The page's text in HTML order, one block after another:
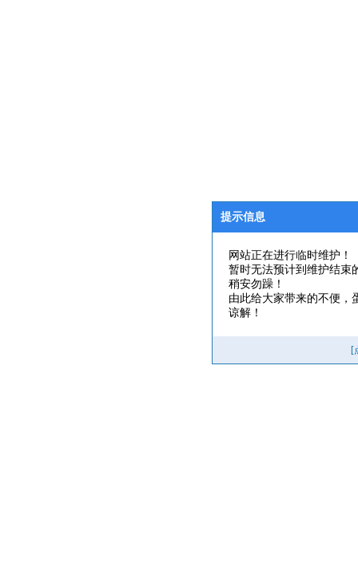
提示信息
网站正在进行临时维护！
暂时无法预计到维护结束
稍安勿躁！
由此给大家带来的不便，
谅解！
[